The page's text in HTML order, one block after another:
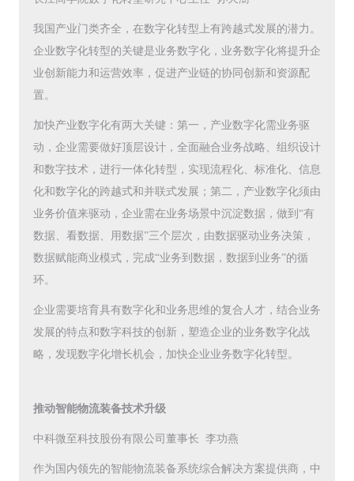
我国产业门类齐全，在数字化转型上有跨越式发展的潜力。
企业数字化转型的关键是业务数字化，业务数字化将提升企
业创新能力和运营效率，促进产业链的协同创新和资源配
置。
加快产业数字化有两大关键：第一，产业数字化需业务驱
动，企业需要做好顶层设计，全面融合业务战略、组织设计
和数字技术，进行一体化转型，实现流程化、标准化、信息
化和数字化的跨越式和并联式发展；第二，产业数字化须由
业务价值来驱动，企业需在业务场景中沉淀数据，做到“有
数据、看数据、用数据”三个层次，由数据驱动业务决策，
数据赋能商业模式，完成“业务到数据，数据到业务”的循
环。
企业需要培育具有数字化和业务思维的复合人才，结合业务
发展的特点和数字科技的创新，塑造企业的业务数字化战
略，发现数字化增长机会，加快企业业务数字化转型。
推动智能物流装备技术升级
中科微至科技股份有限公司董事长 李功燕
作为国内领先的智能物流装备系统综合解决方案提供商，中